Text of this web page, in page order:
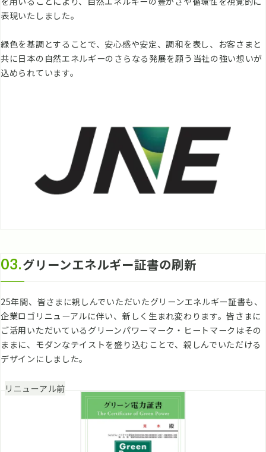
表現いたしました。
緑色を基調とすることで、安心感や安定、調和を表し、お客さまと
共に日本の自然エネルギーのさらなる発展を願う当社の強い想いが
込められています。
03.グリーンエネルギー証書の刷新
25年間、皆さまに親しんでいただいたグリーンエネルギー証書も、
企業ロゴリニューアルに伴い、新しく生まれ変わります。皆さまに
ご活用いただいているグリーンパワーマーク・ヒートマークはその
ままに、モダンなテイストを盛り込むことで、親しんでいただける
デザインにしました。
リニューアル前